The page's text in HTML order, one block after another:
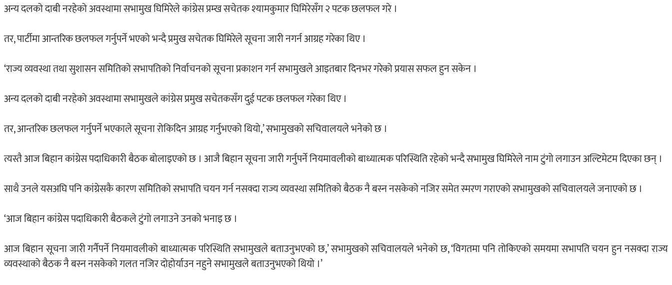
अन्य दलको दाबी नरहेको अवस्थामा सभामुख घिमिरेले कांग्रेस प्रम्ख सचेतक श्यामकुमार घिमिरेसँग २ पटक छलफल गरे ।
तर, पार्टीमा आन्तरिक छलफल गर्नुपर्ने भएको भन्दै प्रमुख सचेतक घिमिरेले सूचना जारी नगर्न आग्रह गरेका थिए ।
‘राज्य व्यवस्था तथा सुशासन समितिको सभापतिको निर्वाचनको सूचना प्रकाशन गर्न सभामुखले आइतबार दिनभर गरेको प्रयास सफल हुन सकेन ।
अन्य दलको दाबी नरहेको अवस्थामा सभामुखले कांग्रेस प्रमुख सचेतकसँग दुई पटक छलफल गरेका थिए ।
तर, आन्तरिक छलफल गर्नुपर्ने भएकाले सूचना रोकिदिन आग्रह गर्नुभएको थियो,’ सभामुखको सचिवालयले भनेको छ ।
त्यस्तै आज बिहान कांग्रेस पदाधिकारी बैठक बोलाइएको छ । आजै बिहान सूचना जारी गर्नुपर्ने नियमावलीको बाध्यात्मक परिस्थिति रहेको भन्दै सभामुख घिमिरेले नाम टुंगो लगाउन अल्टिमेटम दिएका छन् ।
साथै उनले यसअघि पनि कांग्रेसकै कारण समितिको सभापति चयन गर्न नसक्दा राज्य व्यवस्था समितिको बैठक नै बस्न नसकेको नजिर समेत स्मरण गराएको सभामुखको सचिवालयले जनाएको छ ।
‘आज बिहान कांग्रेस पदाधिकारी बैठकले टुंगो लगाउने उनको भनाइ छ ।
आज बिहान सूचना जारी गर्नैपर्ने नियमावलीको बाध्यात्मक परिस्थिति सभामुखले बताउनुभएको छ,’ सभामुखको सचिवालयले भनेको छ, ‘विगतमा पनि तोकिएको समयमा सभापति चयन हुन नसक्दा राज्य
व्यवस्थाको बैठक नै बस्न नसकेको गलत नजिर दोहोर्याउन नहुने सभामुखले बताउनुभएको थियो ।’